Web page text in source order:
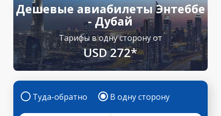
Дешевые авиабилеты Энтеббе
- Дубай
Тарифы в одну сторону от
USD 272*
Туда-обратно В одну сторону